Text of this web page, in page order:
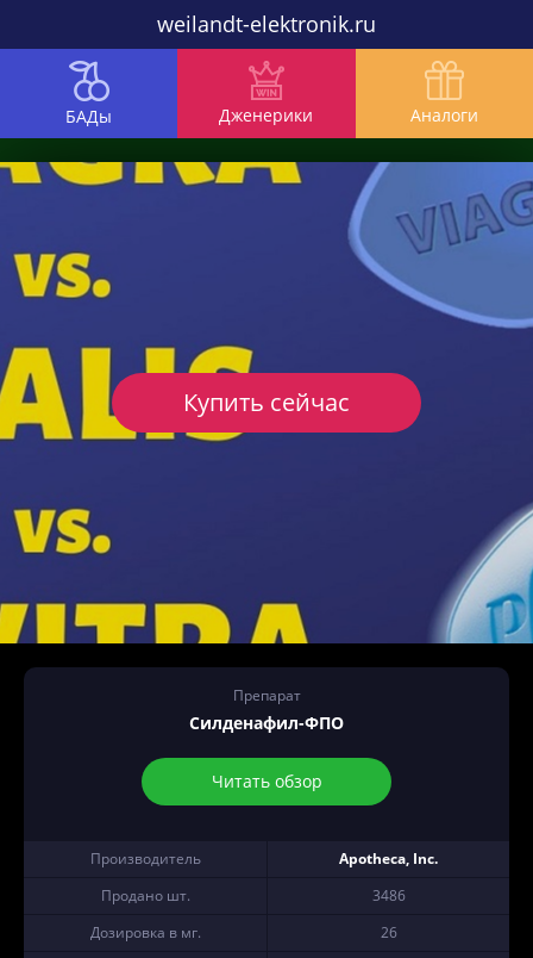
weilandt-elektronik.ru
БАДы Дженерики Аналоги
Препарат
Силденафил-ФПО
Читать обзор
Производитель
Apotheca, Inc.
Продано шт.
3486
Дозировка в мг.
26
Купить сейчас